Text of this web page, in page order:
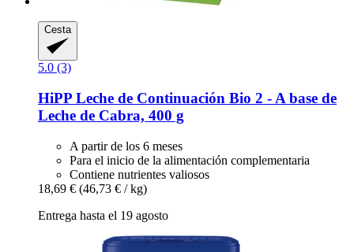
Cesta
5.0 (3)
HiPP Leche de Continuación Bio 2 -​ A base de
Leche de Cabra, 400 g
A partir de los 6 meses
Para el inicio de la alimentación complementaria
Contiene nutrientes valiosos
18,69 € (46,73 € / kg)
Entrega hasta el 19 agosto